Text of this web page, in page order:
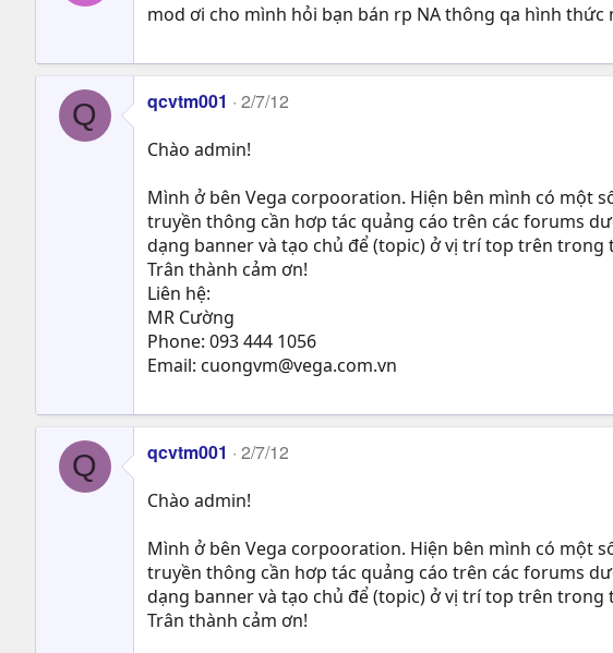
mod ơi cho mình hỏi bạn bán rp NA thông qa hình thức
Q qcvtm001 2/7/12
Chào admin!
Mình ở bên Vega corpooration. Hiện bên mình có một
truyền thông cần hơp tác quảng cáo trên các forums
dạng banner và tạo chủ để (topic) ở vị trí top trên
Trân thành cảm ơn!
Liên hệ:
MR Cường
Phone: 093 444 1056
Email: cuongvm@vega.com.vn
Q qcvtm001 2/7/12
Chào admin!
Mình ở bên Vega corpooration. Hiện bên mình có một
truyền thông cần hơp tác quảng cáo trên các forums
dạng banner và tạo chủ để (topic) ở vị trí top trên
Trân thành cảm ơn!